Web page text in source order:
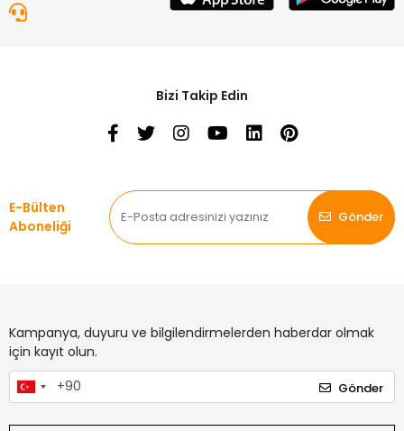
Bizi Takip Edin
E-Bülten
Aboneliği
Gönder
Kampanya, duyuru ve bilgilendirmelerden haberdar olmak
için kayıt olun.
Gönder